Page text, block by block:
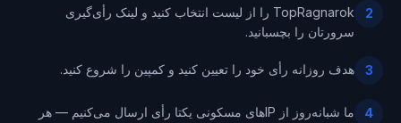
2
TopRagnarok را از لیست انتخاب کنید و لینک رأی‌گیری
سرورتان را بچسبانید.
3 هدف روزانه رأی خود را تعیین کنید و کمپین را شروع کنید.
4
ما شبانه‌روز از IPهای مسکونی یکتا رأی ارسال می‌کنیم — هر